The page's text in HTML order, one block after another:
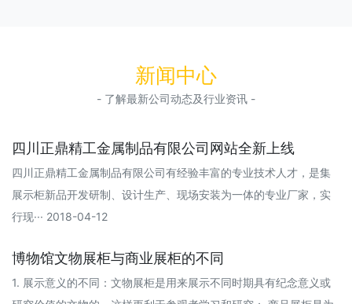
新闻中心
- 了解最新公司动态及行业资讯 -
四川正鼎精工金属制品有限公司网站全新上线
四川正鼎精工金属制品有限公司有经验丰富的专业技术人才，是集
展示柜新品开发研制、设计生产、现场安装为一体的专业厂家，实
行现··· 2018-04-12
博物馆文物展柜与商业展柜的不同
1. 展示意义的不同：文物展柜是用来展示不同时期具有纪念意义或